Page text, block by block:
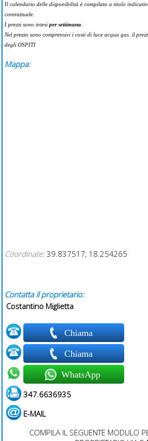
Il calendario delle disponibilità è compilato a titolo
contrattuale.
I prezzi sono intesi per settimana.
Nel prezzo sono comprensivi i costi di luce acqua gas. il
degli OSPITI
Mappa:
Coordinate: 39.837517, 18.254265
Contatta il proprietario:
Costantino Miglietta
Chiama
Chiama
WhatsApp
347.6636935
E-MAIL
COMPILA IL SEGUENTE MODULO